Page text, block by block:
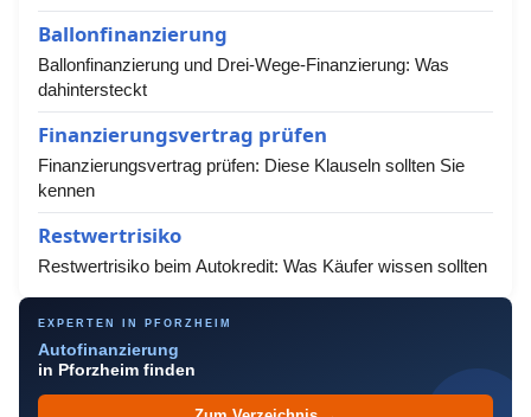
Ballonfinanzierung
Ballonfinanzierung und Drei-Wege-Finanzierung: Was
dahintersteckt
Finanzierungsvertrag prüfen
Finanzierungsvertrag prüfen: Diese Klauseln sollten Sie
kennen
Restwertrisiko
Restwertrisiko beim Autokredit: Was Käufer wissen sollten
EXPERTEN IN PFORZHEIM
Autofinanzierung
in Pforzheim finden